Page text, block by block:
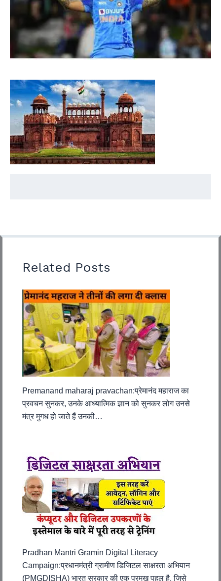
Related Posts
Premanand maharaj pravachan:प्रेमानंद महाराज का
प्रवचन सुनकर, उनके आध्यात्मिक ज्ञान को सुनकर लोग उनसे
मंत्र मुगध हो जाते हैं उनकी…
Pradhan Mantri Gramin Digital Literacy
Campaign:प्रधानमंत्री ग्रामीण डिजिटल साक्षरता अभियान
(PMGDISHA) भारत सरकार की एक प्रमुख पहल है, जिसे